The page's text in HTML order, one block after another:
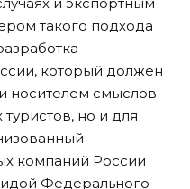
такого подхода
который должен
носителем смыслов
но и для
компаний России
Федерального